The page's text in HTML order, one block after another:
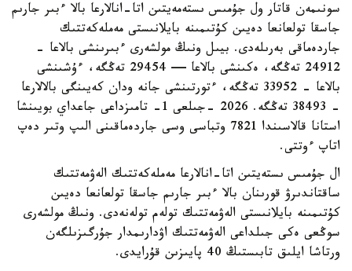
سونىمەن قاتار ول جۇمىس ىستەمەيتىن اتا-انالارعا بالا ءبىر جارىم
جاسقا تولعانعا دەيىن كۇتىمىنە بايلانىستى مەملەكەتتىك
جاردەماقى بەرىلەدى. بيىل ونىڭ مولشەرى ءبىرىنشى بالاعا -
24912 تەڭگە، ەكىنشى بالاعا — 29454 تەڭگە، ءۇشىنشى
بالاعا - 33952 تەڭگە، ءتورتىنشى جانە ودان كەيىنگى بالالارعا
- 38493 تەڭگە. 2026 -جىلعى 1- تامىزداعى جاعداي بويىنشا
استانا قالاسىندا 7821 وتباسى وسى جاردەماقىنى الىپ وتىر دەپ
اتاپ ءوتتى.
ال جۇمىس ىستەيتىن اتا-انالارعا مەملەكەتتىك الەۋمەتتىك
ساقتاندىرۋ قورىنان بالا ءبىر جارىم جاسقا تولعانعا دەيىن
كۇتىمىنە بايلانىستى الەۋمەتتىك تولەم تولەنەدى. ونىڭ مولشەرى
سوڭعى ەكى جىلداعى الەۋمەتتىك اۋدارىمدار جۇرگىزىلگەن
ورتاشا ايلىق تابىستىڭ 40 پايىزىن قۇرايدى.